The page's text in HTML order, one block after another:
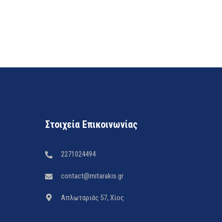
Στοιχεία Επικοινωνίας
2271024494
contact@mitarakis.gr
Απλωταριάς 57, Χίος